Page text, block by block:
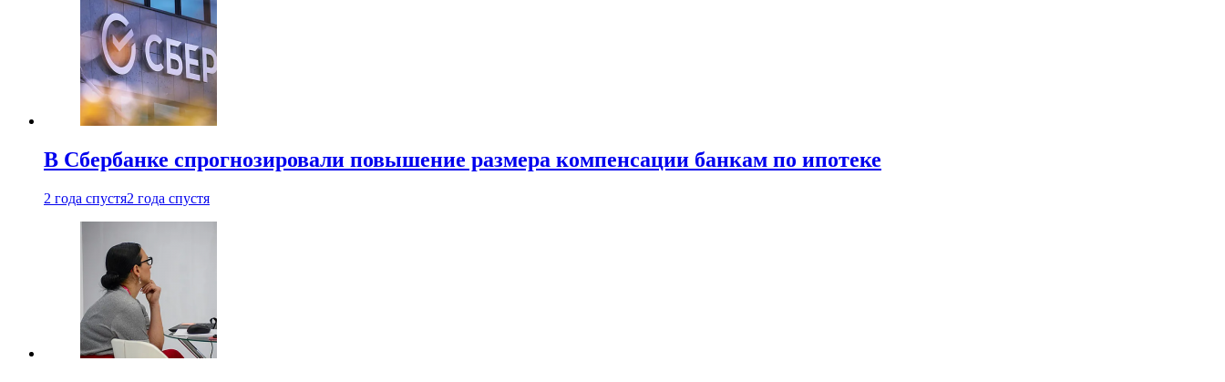
В Сбербанке спрогнозировали повышение размера компенсации банкам по ипотеке
2 года спустя2 года спустя